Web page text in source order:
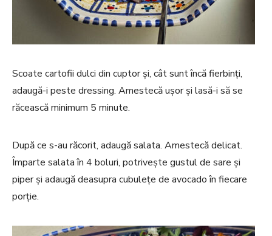
Scoate cartofii dulci din cuptor și, cât sunt încă fierbinți,
adaugă-i peste dressing. Amestecă ușor și lasă-i să se
răcească minimum 5 minute.
După ce s-au răcorit, adaugă salata. Amestecă delicat.
Împarte salata în 4 boluri, potrivește gustul de sare și
piper și adaugă deasupra cubulețe de avocado în fiecare
porție.